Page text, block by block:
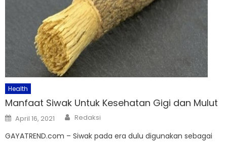
Health
Manfaat Siwak Untuk Kesehatan Gigi dan Mulut
Posted
on
April 16, 2021 Author
Redaksi
GAYATREND.com – Siwak pada era dulu digunakan sebagai